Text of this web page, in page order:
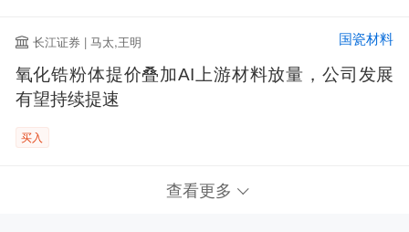
长江证券 | 马太,王明 国瓷材料
氧化锆粉体提价叠加AI上游材料放量，公司发展
有望持续提速
买入
查看更多